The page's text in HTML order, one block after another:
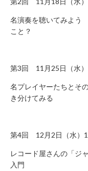
名演奏を聴いてみよう
こと？
第3回 11月25日（水
名プレイヤーたちとそ
き分けてみる
第4回 12月2日（水）
レコード屋さんの「ジ
入門
問
い
合
新
録